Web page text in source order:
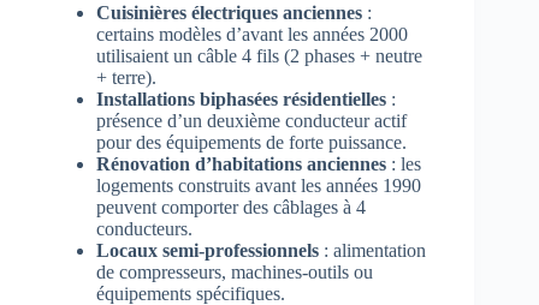
Cuisinières électriques anciennes :
certains modèles d’avant les années 2000
utilisaient un câble 4 fils (2 phases + neutre
+ terre).
Installations biphasées résidentielles :
présence d’un deuxième conducteur actif
pour des équipements de forte puissance.
Rénovation d’habitations anciennes : les
logements construits avant les années 1990
peuvent comporter des câblages à 4
conducteurs.
Locaux semi-professionnels : alimentation
de compresseurs, machines-outils ou
équipements spécifiques.